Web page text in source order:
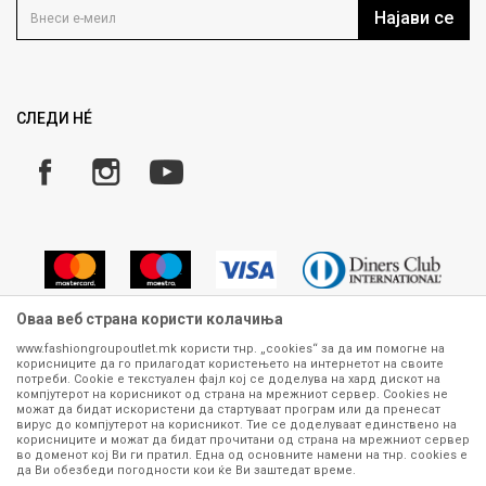
Кариера
Како да купите
Замена и рефундација на производи
Плаќање
Најави се
СЛЕДИ НÉ
Сите информации околу производите кои се изложени на нашата
онлајн продавница се стремиме да бидат конкретни, точни и прецизни,
меѓутоа не можеме да гарантираме дека се без ниту една грешка или
пак дека сите производи во моментот се достапни на залиха.
Фотографиите се најверодостојниот приказ на производот. Доколку
дојде до потреба за замена на производ или рефундација, процедурата
Оваа веб страна користи колачиња
www.fashiongroupoutlet.mk користи тнр. „cookies“ за да им помогне на
корисниците да го прилагодат користењето на интернетот на своите
потреби. Cookie е текстуален фајл кој се доделува на хард дискот на
компјутерот на корисникот од страна на мрежниот сервер. Cookies не
можат да бидат искористени да стартуваат програм или да пренесат
вирус до компјутерот на корисникот. Тие се доделуваат единствено на
корисниците и можат да бидат прочитани од страна на мрежниот сервер
во доменот кој Ви ги пратил. Една од основните намени на тнр. сookies е
да Ви обезбеди погодности кои ќе Ви заштедат време.